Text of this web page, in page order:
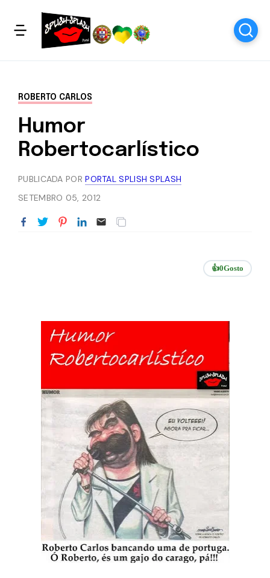
ROBERTO CARLOS
Humor
Robertocarlístico
PUBLICADA PORPORTAL SPLISH SPLASH
SETEMBRO 05, 2012
👍0Gosto